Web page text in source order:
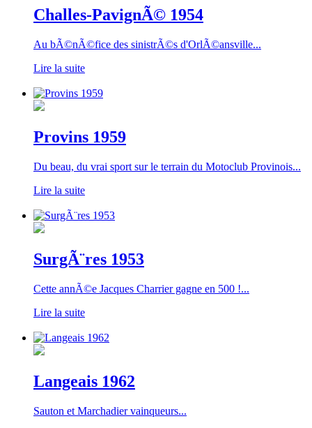
Challes-PavignÃ© 1954
Au bÃ©nÃ©fice des sinistrÃ©s d'OrlÃ©ansville...
Lire la suite
Provins 1959
Du beau, du vrai sport sur le terrain du Motoclub Provinois...
Lire la suite
SurgÃ¨res 1953
Cette annÃ©e Jacques Charrier gagne en 500 !...
Lire la suite
Langeais 1962
Sauton et Marchadier vainqueurs...